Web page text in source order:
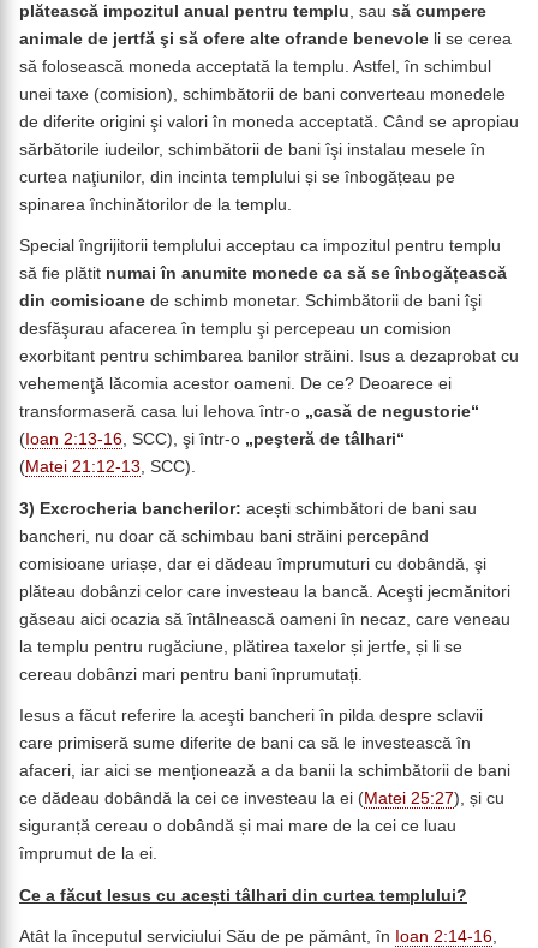
plătească impozitul anual pentru templu , sau să cumpere
animale de jertfă şi să ofere alte ofrande benevole li se cerea
să folosească moneda acceptată la templu. Astfel, în schimbul
unei taxe (comision), schimbătorii de bani converteau monedele
de diferite origini şi valori în moneda acceptată. Când se apropiau
sărbătorile iudeilor, schimbătorii de bani îşi instalau mesele în
curtea naţiunilor, din incinta templului și se înbogățeau pe
spinarea închinătorilor de la templu.
Special îngrijitorii templului acceptau ca impozitul pentru templu
să fie plătit numai în anumite monede ca să se înbogățească
din comisioane de schimb monetar. Schimbătorii de bani îşi
desfăşurau afacerea în templu şi percepeau un comision
exorbitant pentru schimbarea banilor străini. Isus a dezaprobat cu
vehemenţă lăcomia acestor oameni. De ce? Deoarece ei
transformaseră casa lui Iehova într-o „casă de negustorie“
( Ioan 2:13-16, SCC), şi într-o „peşteră de tâlhari“
(Matei 21:12-13, SCC).
3) Excrocheria bancherilor: acești schimbători de bani sau
bancheri, nu doar că schimbau bani străini percepând
comisioane uriașe, dar ei dădeau împrumuturi cu dobândă, şi
plăteau dobânzi celor care investeau la bancă. Aceşti jecmănitori
găseau aici ocazia să întâlnească oameni în necaz, care veneau
la templu pentru rugăciune, plătirea taxelor și jertfe, și li se
cereau dobânzi mari pentru bani înprumutați.
Iesus a făcut referire la aceşti bancheri în pilda despre sclavii
care primiseră sume diferite de bani ca să le investească în
afaceri, iar aici se menționează a da banii la schimbătorii de bani
ce dădeau dobândă la cei ce investeau la ei (Matei 25:27), și cu
siguranță cereau o dobândă și mai mare de la cei ce luau
împrumut de la ei.
Ce a făcut Iesus cu acești tâlhari din curtea templului?
Atât la începutul serviciului Său de pe pământ, în Ioan 2:14-16,